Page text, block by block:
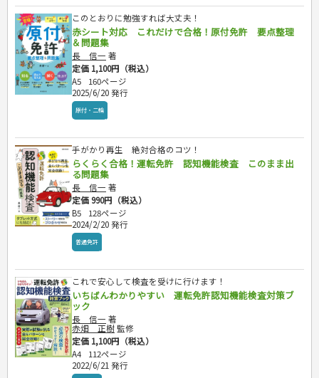
調理師
スキル・キャリアアップ
危険物取扱者
消防設備士
登録販売者
その他資格試験
このとおりに勉強すれば大丈夫！
赤シート対応 これだけで合格！原付免許 要点整理
＆問題集
長 信一 著
定価 1,100円（税込）
A5
160ページ
2025/6/20 発行
原付・二輪
手がかり再生 絶対合格のコツ！
らくらく合格！運転免許 認知機能検査 このまま出
る問題集
長 信一 著
定価 990円（税込）
B5
128ページ
2024/2/20 発行
普通免許
これで安心して検査を受けに行けます！
いちばんわかりやすい 運転免許認知機能検査対策ブ
ック
長 信一 著
赤畑 正樹監修
定価 1,100円（税込）
A4
112ページ
2022/6/21 発行